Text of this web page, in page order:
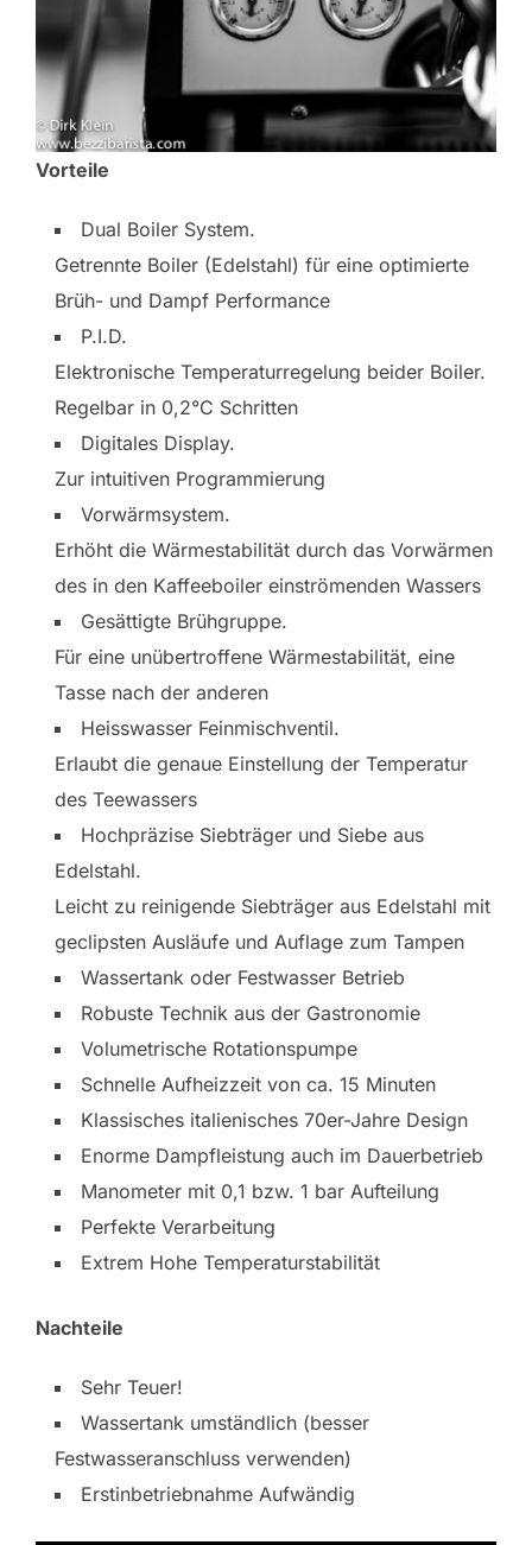
Vorteile
Dual Boiler System.
Getrennte Boiler (Edelstahl) für eine optimierte
Brüh- und Dampf Performance
P.I.D.
Elektronische Temperaturregelung beider Boiler.
Regelbar in 0,2°C Schritten
Digitales Display.
Zur intuitiven Programmierung
Vorwärmsystem.
Erhöht die Wärmestabilität durch das Vorwärmen
des in den Kaffeeboiler einströmenden Wassers
Gesättigte Brühgruppe.
Für eine unübertroffene Wärmestabilität, eine
Tasse nach der anderen
Heisswasser Feinmischventil.
Erlaubt die genaue Einstellung der Temperatur
des Teewassers
Hochpräzise Siebträger und Siebe aus
Edelstahl.
Leicht zu reinigende Siebträger aus Edelstahl mit
geclipsten Ausläufe und Auflage zum Tampen
Wassertank oder Festwasser Betrieb
Robuste Technik aus der Gastronomie
Volumetrische Rotationspumpe
Schnelle Aufheizzeit von ca. 15 Minuten
Klassisches italienisches 70er-Jahre Design
Enorme Dampfleistung auch im Dauerbetrieb
Manometer mit 0,1 bzw. 1 bar Aufteilung
Perfekte Verarbeitung
Extrem Hohe Temperaturstabilität
Nachteile
Sehr Teuer!
Wassertank umständlich (besser
Festwasseranschluss verwenden)
Erstinbetriebnahme Aufwändig